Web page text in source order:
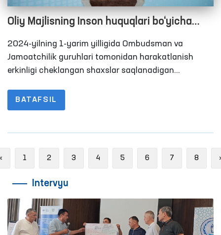
Oliy Majlisning Inson huquqlari bo‘yicha
vakili (ombudsman) tomonidan 2024-
yilning birinchi yarim yilligida qiynoqqa
solish holatlarini aniqlash va oldini olish
yuzasidan brifing
2024-yilning 1-yarim yilligida Ombudsman va
Jamoatchilik guruhlari tomonidan harakatlanish
erkinligi cheklangan shaxslar saqlanadigan
oshirildi. 2023-yilning 6 oyida ushbu ko‘rsatkich 348
tani tashkil etgan edi.
BATAFSIL
Previous
1 2 3 4 5 6 7 8
Intervyu